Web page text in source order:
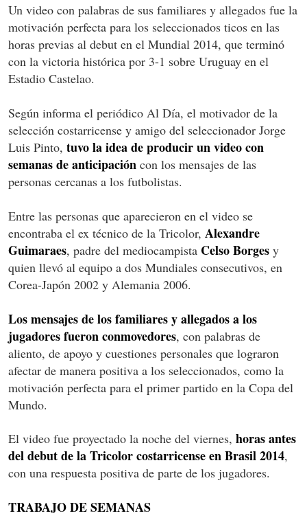
Un video con palabras de sus familiares y allegados fue la
motivación perfecta para los seleccionados ticos en las
horas previas al debut en el Mundial 2014, que terminó
con la victoria histórica por 3-1 sobre Uruguay en el
Estadio Castelao.
Según informa el periódico Al Día, el motivador de la
selección costarricense y amigo del seleccionador Jorge
Luis Pinto, tuvo la idea de producir un video con
semanas de anticipación con los mensajes de las
personas cercanas a los futbolistas.
Entre las personas que aparecieron en el video se
encontraba el ex técnico de la Tricolor, Alexandre
Guimaraes, padre del mediocampista Celso Borges y
quien llevó al equipo a dos Mundiales consecutivos, en
Corea-Japón 2002 y Alemania 2006.
Los mensajes de los familiares y allegados a los
jugadores fueron conmovedores, con palabras de
aliento, de apoyo y cuestiones personales que lograron
afectar de manera positiva a los seleccionados, como la
motivación perfecta para el primer partido en la Copa del
Mundo.
El video fue proyectado la noche del viernes, horas antes
del debut de la Tricolor costarricense en Brasil 2014,
con una respuesta positiva de parte de los jugadores.
TRABAJO DE SEMANAS